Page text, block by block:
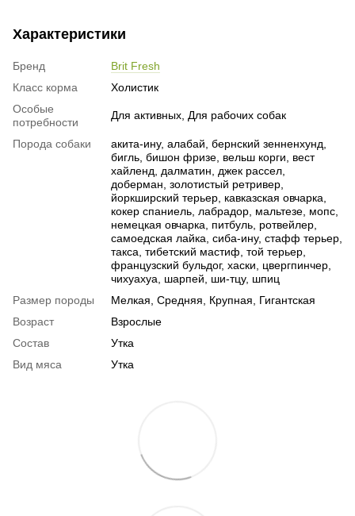
Характеристики
Бренд
Brit Fresh
Класс корма
Холистик
Особые
потребности
Для активных, Для рабочих собак
Порода собаки
акита-ину, алабай, бернский зенненхунд,
бигль, бишон фризе, вельш корги, вест
хайленд, далматин, джек рассел,
доберман, золотистый ретривер,
йоркширский терьер, кавказская овчарка,
кокер спаниель, лабрадор, мальтезе, мопс,
немецкая овчарка, питбуль, ротвейлер,
самоедская лайка, сиба-ину, стафф терьер,
такса, тибетский мастиф, той терьер,
французский бульдог, хаски, цвергпинчер,
чихуахуа, шарпей, ши-тцу, шпиц
Размер породы
Мелкая, Средняя, Крупная, Гигантская
Возраст
Взрослые
Состав
Утка
Вид мяса
Утка